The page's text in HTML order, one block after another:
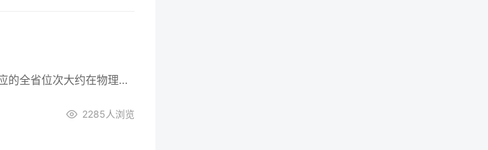
2025年湖南新高考“3+1+2”模式下，575分对应的全省位次大约在物理类前18%、历史类前12%左右。这个分数已能触碰到部分211高校的中外合作专业或省内一本热门专业。要不要复读，先问自己三个问题。
2285 人浏览